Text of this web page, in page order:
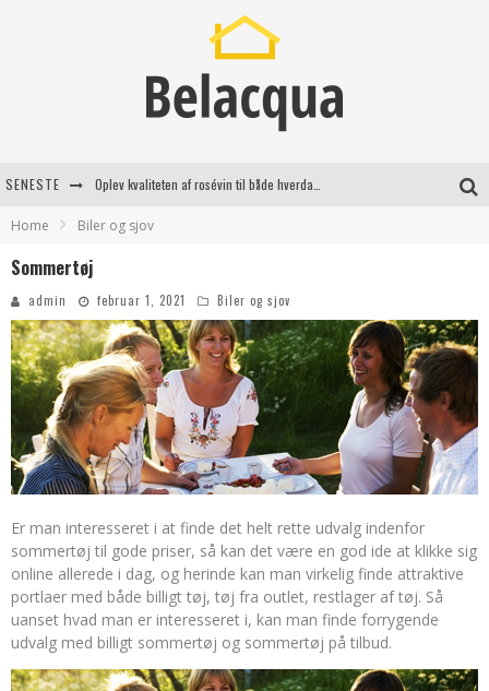
SENESTE
Home Biler og sjov
Sommertøj
admin februar 1, 2021 Biler og sjov
Er man interesseret i at finde det helt rette udvalg indenfor
sommertøj til gode priser, så kan det være en god ide at klikke sig
online allerede i dag, og herinde kan man virkelig finde attraktive
portlaer med både billigt tøj, tøj fra outlet, restlager af tøj. Så
uanset hvad man er interesseret i, kan man finde forrygende
udvalg med billigt sommertøj og sommertøj på tilbud.